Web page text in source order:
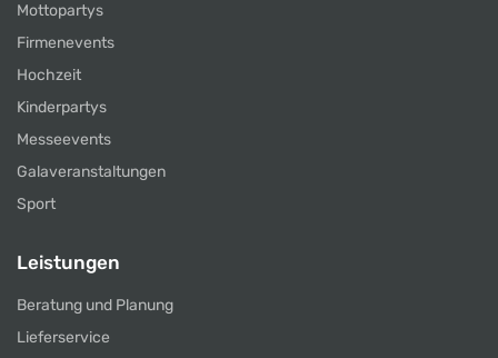
Mottopartys
Firmenevents
Hochzeit
Kinderpartys
Messeevents
Galaveranstaltungen
Sport
Leistungen
Beratung und Planung
Lieferservice